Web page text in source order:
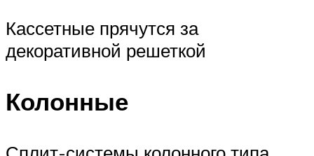
Кассетные прячутся за
декоративной решеткой
Колонные